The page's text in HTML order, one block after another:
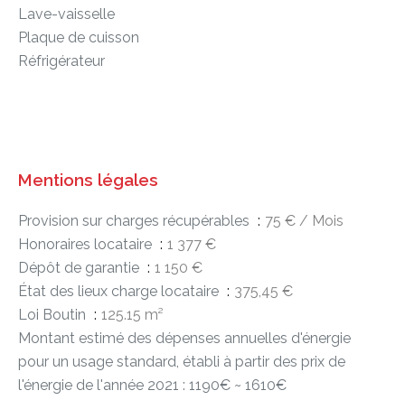
Lave-vaisselle
Plaque de cuisson
Réfrigérateur
Mentions légales
Provision sur charges récupérables
75 € / Mois
Honoraires locataire
1 377 €
Dépôt de garantie
1 150 €
État des lieux charge locataire
375,45 €
Loi Boutin
125.15 m²
Montant estimé des dépenses annuelles d'énergie
pour un usage standard, établi à partir des prix de
l'énergie de l'année 2021 : 1190€ ~ 1610€